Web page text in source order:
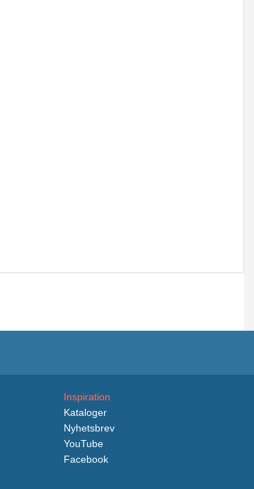
Inspiration
Kataloger
Nyhetsbrev
YouTube
Facebook